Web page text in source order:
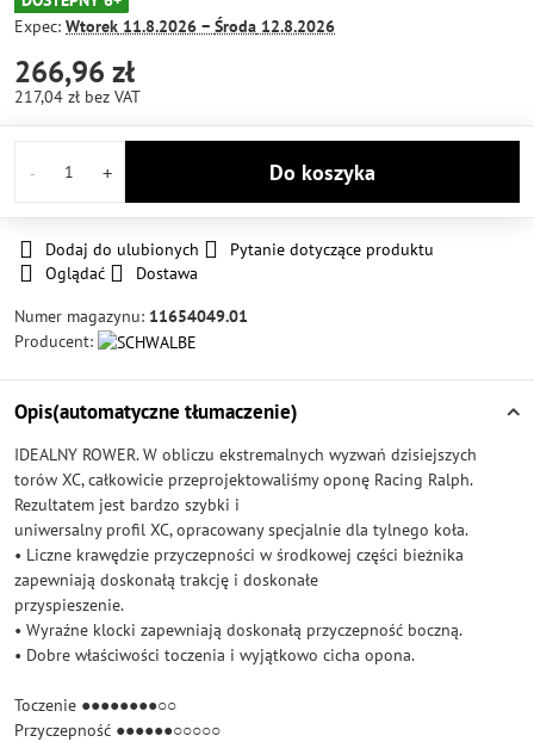
Expec: Wtorek 11.8.2026 − Środa 12.8.2026
266,96 zł
217,04 zł bez VAT
Do koszyka
Dodaj do ulubionych
Pytanie dotyczące produktu
Oglądać
Dostawa
Numer magazynu: 11654049.01
Producent:
Opis(automatyczne tłumaczenie)
IDEALNY ROWER. W obliczu ekstremalnych wyzwań dzisiejszych
torów XC, całkowicie przeprojektowaliśmy oponę Racing Ralph.
Rezultatem jest bardzo szybki i
uniwersalny profil XC, opracowany specjalnie dla tylnego koła.
• Liczne krawędzie przyczepności w środkowej części bieżnika
zapewniają doskonałą trakcję i doskonałe
przyspieszenie.
• Wyraźne klocki zapewniają doskonałą przyczepność boczną.
• Dobre właściwości toczenia i wyjątkowo cicha opona.
Toczenie ●●●●●●●●○○
Przyczepność ●●●●●●○○○○○